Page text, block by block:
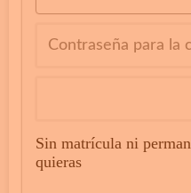
Sin matrícula ni
quieras